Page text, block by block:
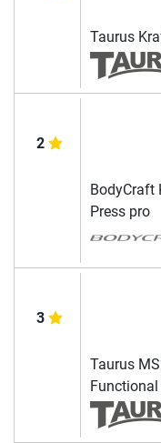
Taurus
2
BodyCraft
Press pro
3
Taurus